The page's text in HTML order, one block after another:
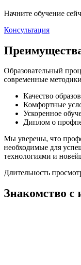
Начните обучение
Консультация
Образовательный
современные
Качество
Комфортные
Ускоренное
Диплом о
Мы уверены, что
необходимые для
технологиями и
Длительность
Знакомство с